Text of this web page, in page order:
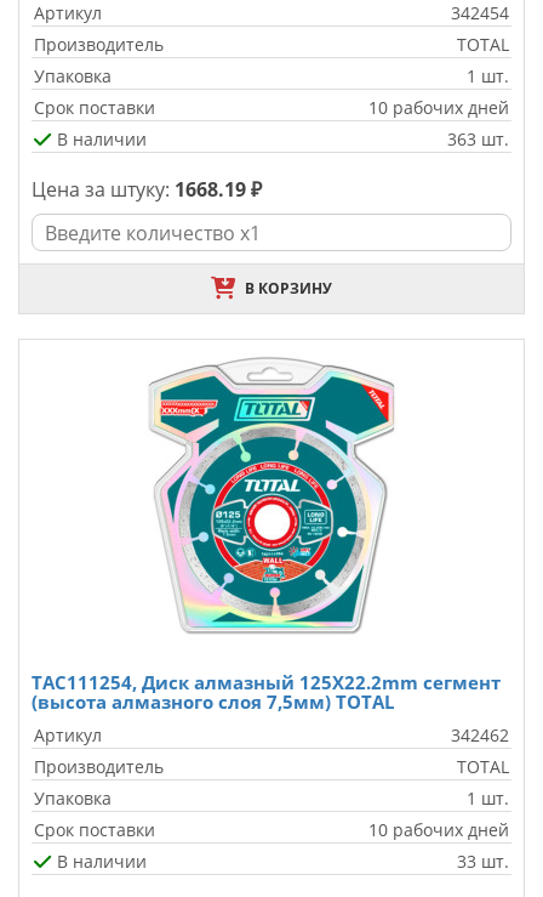
Артикул
342454
Производитель
TOTAL
Упаковка
1 шт.
Срок поставки
10 рабочих дней
В наличии
363 шт.
Цена за штуку: 1668.19 ₽
В КОРЗИНУ
TAC111254, Диск алмазный 125X22.2mm сегмент
(высота алмазного слоя 7,5мм) TOTAL
Артикул
342462
Производитель
TOTAL
Упаковка
1 шт.
Срок поставки
10 рабочих дней
В наличии
33 шт.